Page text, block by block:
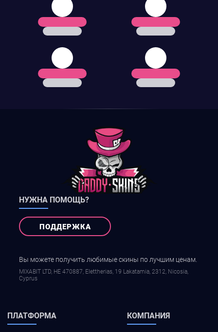
НУЖНА ПОМОЩЬ?
ПОДДЕРЖКА
Вы можете получить любимые скины по лучшим ценам.
MIXABIT LTD, ΗΕ 470887, Elettherias, 19 Lakatamia, 2312, Nicosia,
Cyprus
ПЛАТФОРМА КОМПАНИЯ